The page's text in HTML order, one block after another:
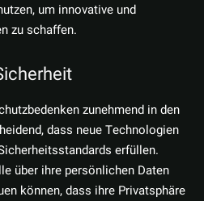
um innovative und
zu schaffen.
zunehmend in den
dass neue Technologien
erfüllen.
über ihre persönlichen Daten
können, dass ihre Privatsphäre